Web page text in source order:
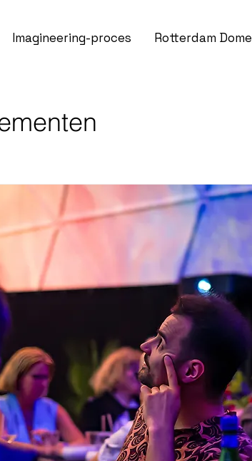
Imagineering-proces Rotterdam Dome